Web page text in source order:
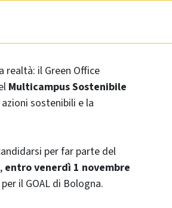
realtà: il Green Office
Multicampus Sostenibile
sostenibili e la
per far parte del
, entro venerdì 1 novembre
per il GOAL di Bologna.